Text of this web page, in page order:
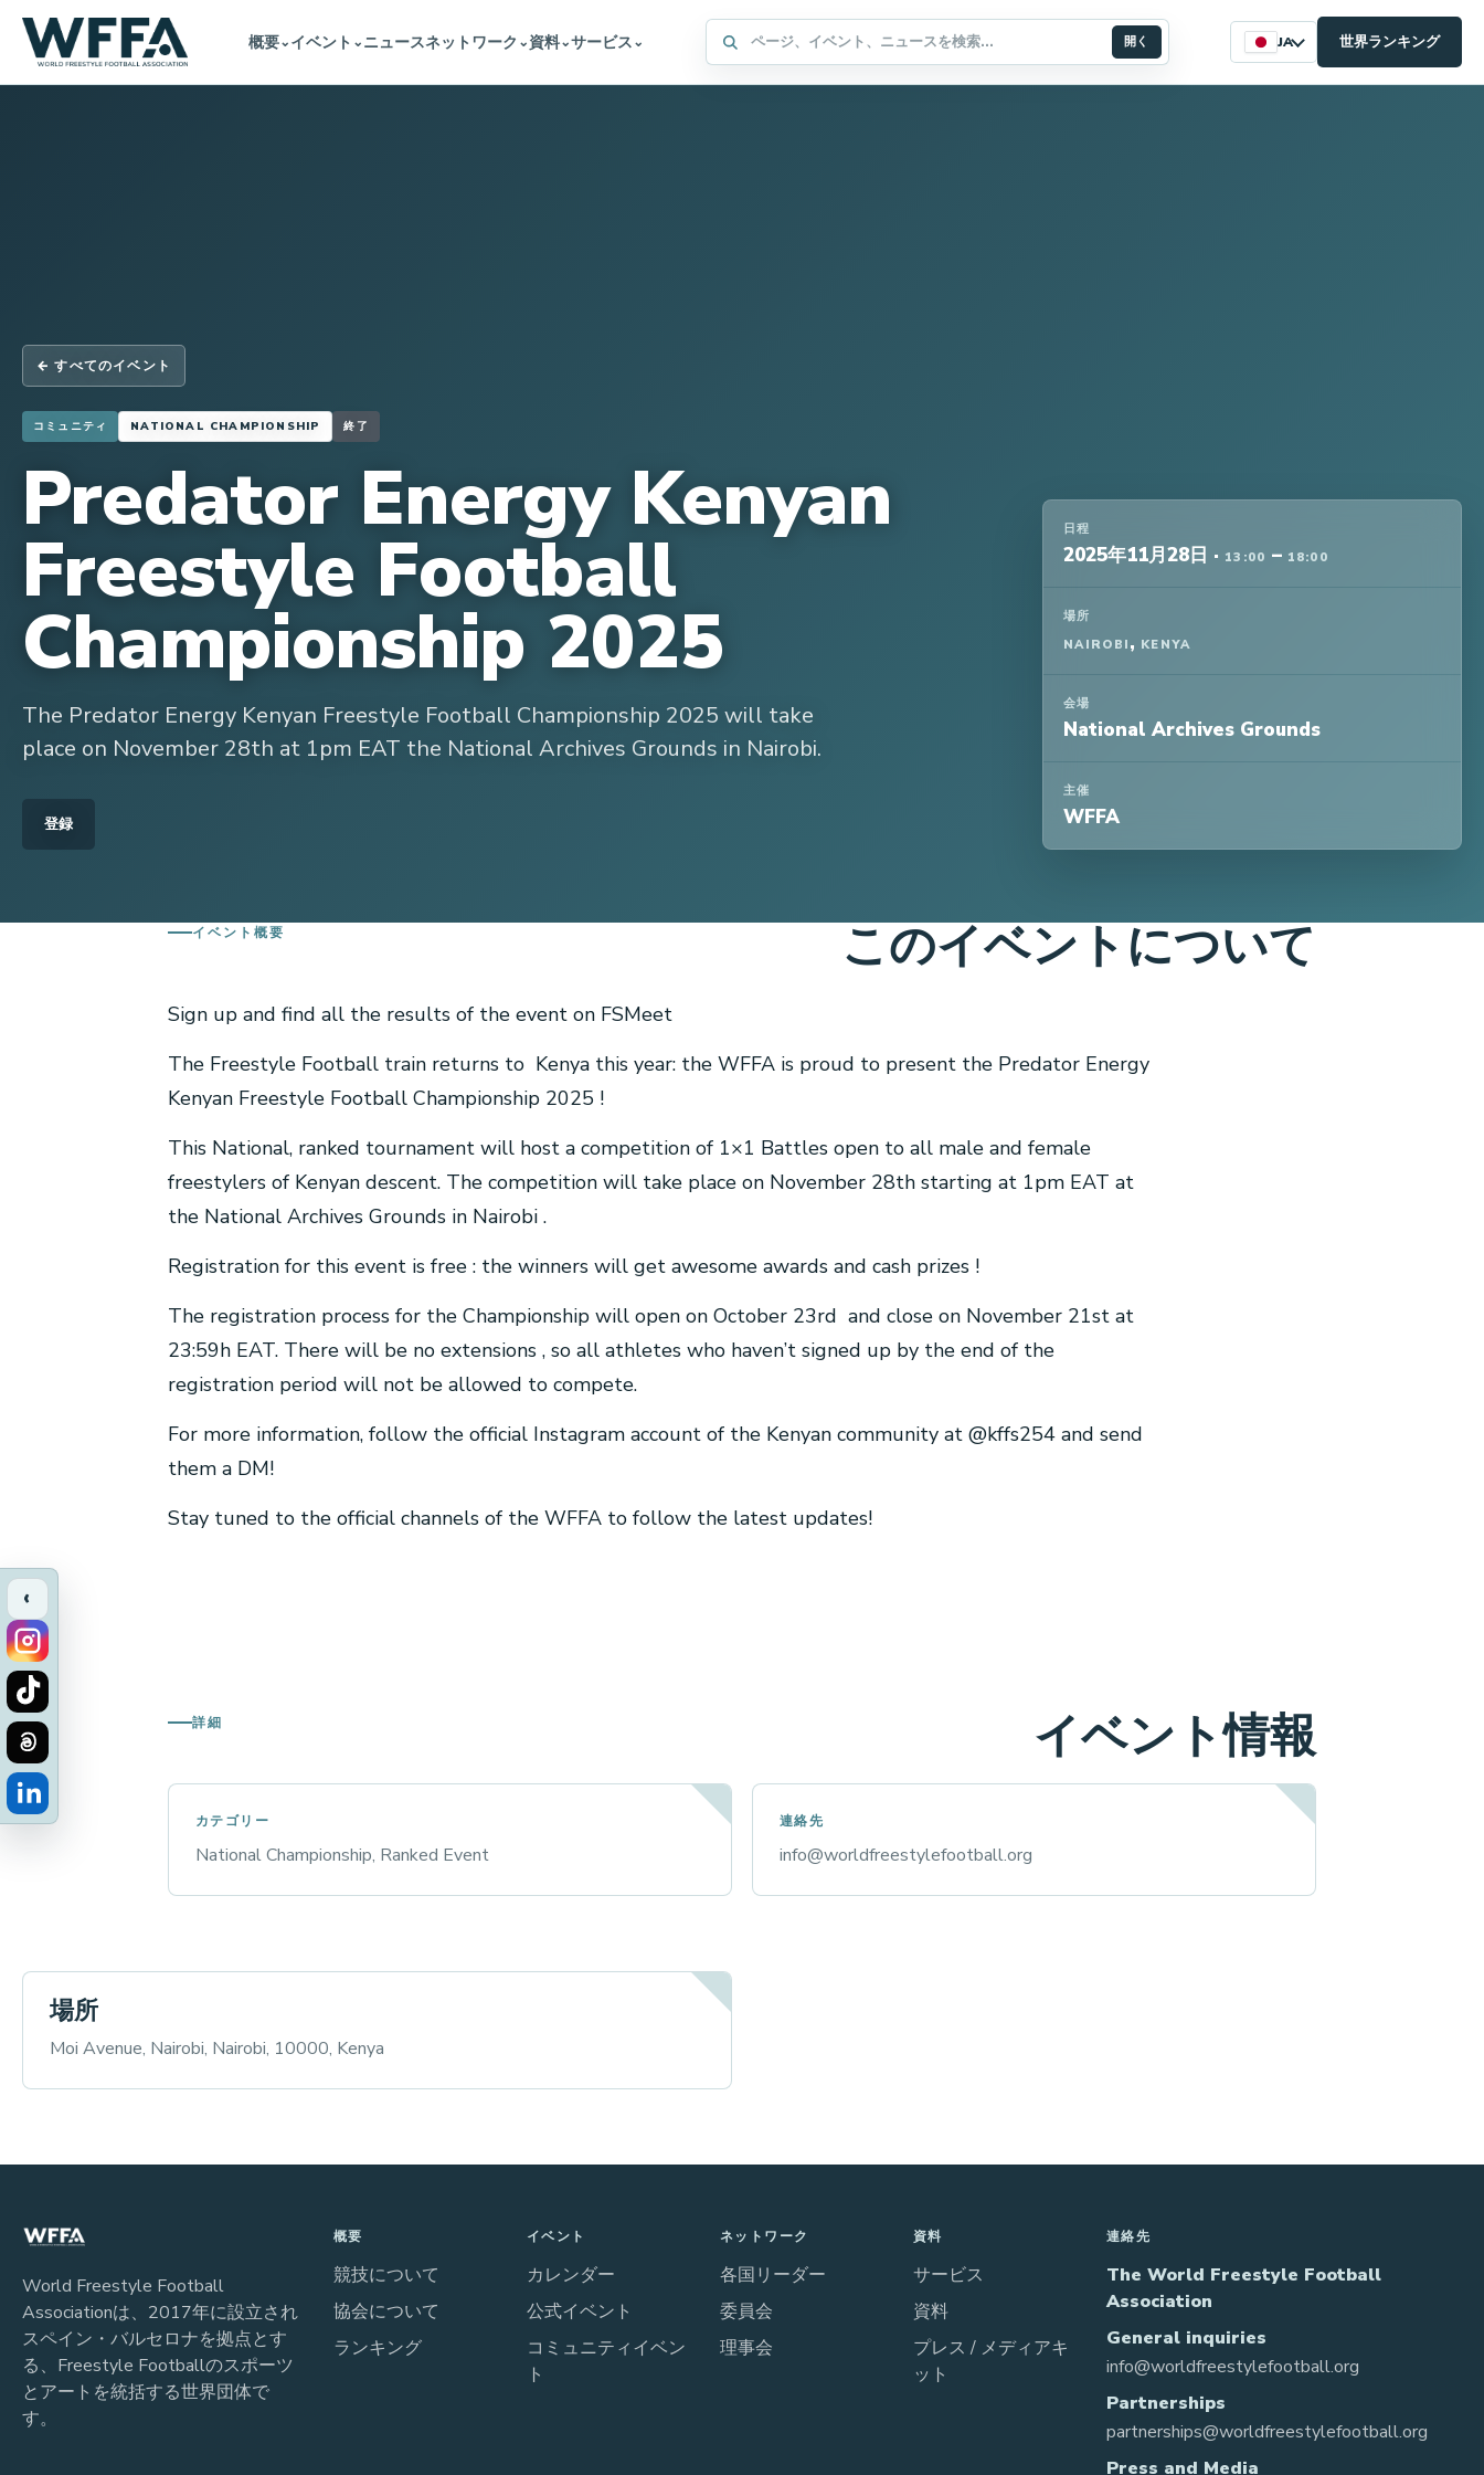
概要⌄イベント ⌄ニュースネットワーク ⌄資料⌄サービス⌄ WFFA サイト内検索 開く JA 世界ランキング
‹
← すべてのイベント
コミュニティ NATIONAL CHAMPIONSHIP 終了
Predator Energy Kenyan
Freestyle Football
Championship 2025
The Predator Energy Kenyan Freestyle Football Championship 2025 will take
place on November 28th at 1pm EAT the National Archives Grounds in Nairobi.
登録
日程
2025年11月28日 · 13:00 – 18:00
場所
NAIROBI , KENYA
会場
National Archives Grounds
主催
WFFA
イベント概要 このイベントについて
Sign up and find all the results of the event on FSMeet
The Freestyle Football train returns to Kenya this year: the WFFA is proud to present the Predator Energy
Kenyan Freestyle Football Championship 2025 !
This National, ranked tournament will host a competition of 1×1 Battles open to all male and female
freestylers of Kenyan descent. The competition will take place on November 28th starting at 1pm EAT at
the National Archives Grounds in Nairobi .
Registration for this event is free : the winners will get awesome awards and cash prizes !
The registration process for the Championship will open on October 23rd and close on November 21st at
23:59h EAT. There will be no extensions , so all athletes who haven’t signed up by the end of the
registration period will not be allowed to compete.
For more information, follow the official Instagram account of the Kenyan community at @kffs254 and send
them a DM!
Stay tuned to the official channels of the WFFA to follow the latest updates!
詳細 イベント情報
カテゴリー
National Championship, Ranked Event
連絡先
info@worldfreestylefootball.org
場所
Moi Avenue, Nairobi, Nairobi, 10000, Kenya
World Freestyle Football
Associationは、2017年に設立され
スペイン・バルセロナを拠点とす
る、Freestyle Footballのスポーツ
とアートを統括する世界団体で
す。
概要
競技について
協会について
ランキング
イベント
カレンダー
公式イベント
コミュニティイベン
ト
ネットワーク
各国リーダー
委員会
理事会
資料
サービス
資料
プレス / メディアキ
ット
連絡先
The World Freestyle Football
Association
General inquiries
info@worldfreestylefootball.org
Partnerships
partnerships@worldfreestylefootball.org
Press and Media